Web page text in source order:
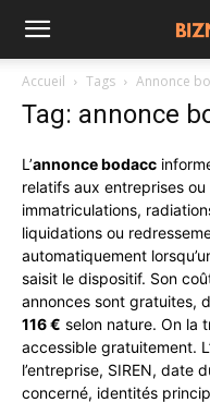
Accueil Tags Annonce
Tag: annonce
L’annonce bodacc
relatifs aux entreprises
immatriculations,
liquidations ou
automatiquement
saisit le dispositif. Son
annonces sont gratuites,
116 € selon nature. On la
accessible gratuitement.
l’entreprise, SIREN, date
concerné, identités